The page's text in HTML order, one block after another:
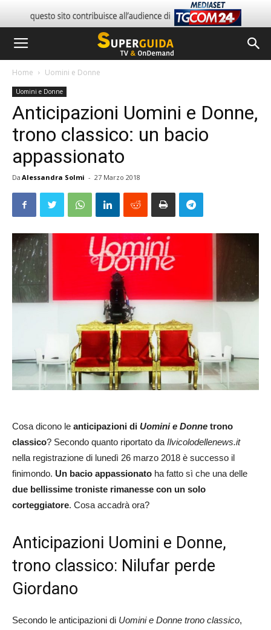
Home Uomini e Donne
Uomini e Donne
Anticipazioni Uomini e Donne,
trono classico: un bacio
appassionato
Da Alessandra Solmi - 27 Marzo 2018
Cosa dicono le anticipazioni di Uomini e Donne trono
classico? Secondo quanto riportato da Ilvicolodellenews.it
nella registrazione di lunedì 26 marzo 2018 è successo il
finimondo. Un bacio appassionato ha fatto sì che una delle
due bellissime troniste rimanesse con un solo
corteggiatore. Cosa accadrà ora?
Anticipazioni Uomini e Donne,
trono classico: Nilufar perde
Giordano
Secondo le anticipazioni di Uomini e Donne trono classico,